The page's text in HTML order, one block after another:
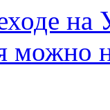
можно